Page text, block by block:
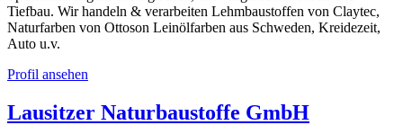
Tiefbau. Wir handeln & verarbeiten Lehmbaustoffen von Claytec,
Naturfarben von Ottoson Leinölfarben aus Schweden, Kreidezeit,
Auto u.v.
Profil ansehen
Lausitzer Naturbaustoffe GmbH